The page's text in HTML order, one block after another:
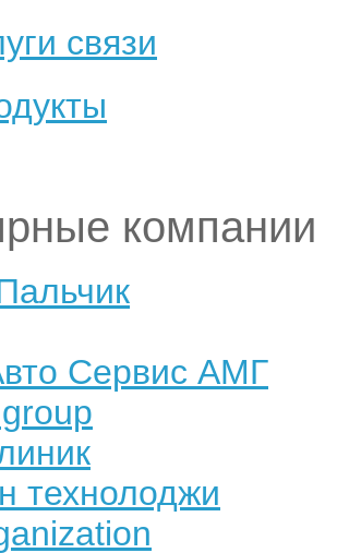
связи
компании
Сервис АМГ
технолоджи